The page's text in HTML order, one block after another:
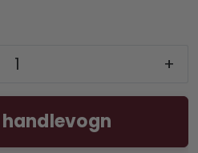
+
handlevogn